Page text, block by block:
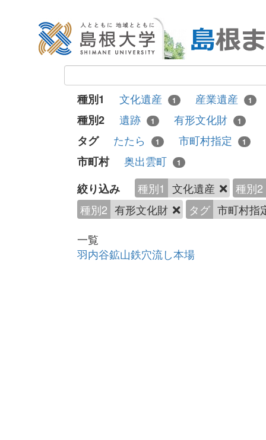
種別1 文化遺産 1 産業遺産 1
種別2 遺跡 1 有形文化財 1
タグ たたら 1 市町村指定 1
市町村
奥出雲町 1
絞り込み 種別1 文化遺産
種別2
種別2 有形文化財 タグ 市町村指
一覧
羽内谷鉱山鉄穴流し本場